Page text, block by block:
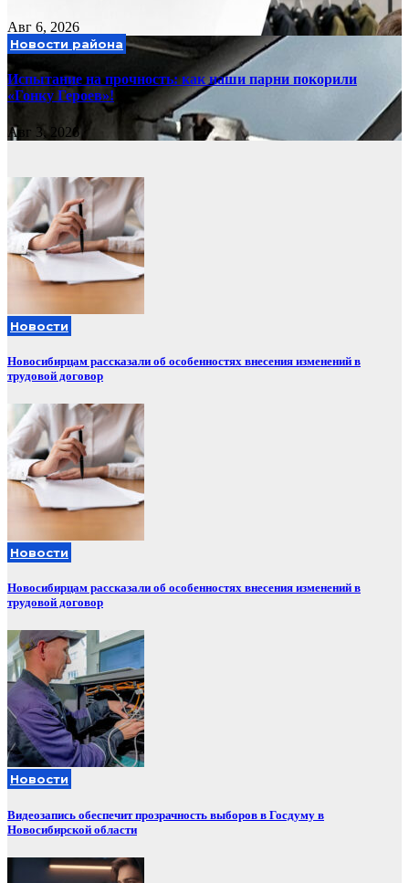
Авг 6, 2026
Новости района
Испытание на прочность: как наши парни покорили
«Гонку Героев»!
Авг 3, 2026
Новости
Новосибирцам рассказали об особенностях внесения изменений в
трудовой договор
Новости
Новосибирцам рассказали об особенностях внесения изменений в
трудовой договор
Новости
Видеозапись обеспечит прозрачность выборов в Госдуму в
Новосибирской области